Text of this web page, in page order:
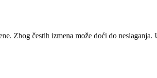
Zbog čestih izmena može doći do neslaganja.